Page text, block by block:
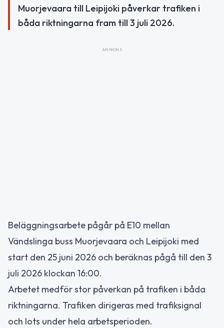
Muorjevaara till Leipijoki påverkar trafiken i
båda riktningarna fram till 3 juli 2026.
ANNONS
Beläggningsarbete pågår på E10 mellan
Vändslinga buss Muorjevaara och Leipijoki med
start den 25 juni 2026 och beräknas pågå till den 3
juli 2026 klockan 16:00.
Arbetet medför stor påverkan på trafiken i båda
riktningarna. Trafiken dirigeras med trafiksignal
och lots under hela arbetsperioden.